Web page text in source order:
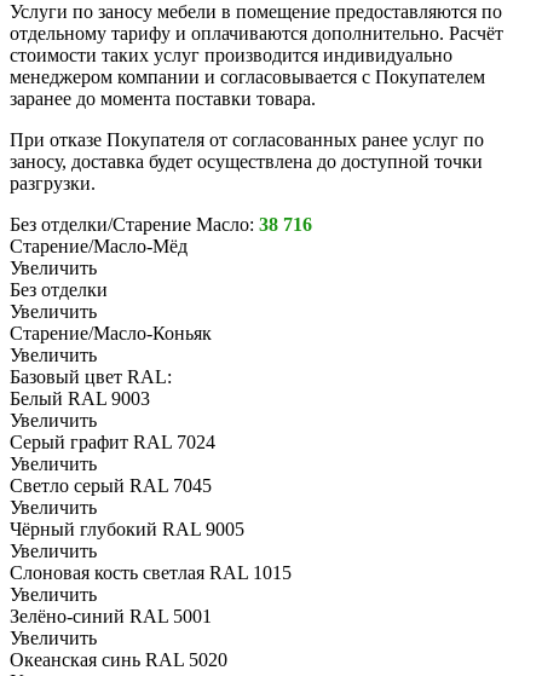
Услуги по заносу мебели в помещение предоставляются по
отдельному тарифу и оплачиваются дополнительно. Расчёт
стоимости таких услуг производится индивидуально
менеджером компании и согласовывается с Покупателем
заранее до момента поставки товара.
При отказе Покупателя от согласованных ранее услуг по
заносу, доставка будет осуществлена до доступной точки
разгрузки.
Без отделки/Старение Масло: 38 716
Старение/Масло-Мёд
Увеличить
Без отделки
Увеличить
Старение/Масло-Коньяк
Увеличить
Базовый цвет RAL:
Белый RAL 9003
Увеличить
Серый графит RAL 7024
Увеличить
Светло серый RAL 7045
Увеличить
Чёрный глубокий RAL 9005
Увеличить
Слоновая кость светлая RAL 1015
Увеличить
Зелёно-синий RAL 5001
Увеличить
Океанская синь RAL 5020